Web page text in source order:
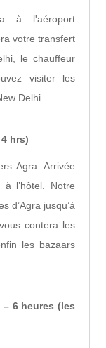
à l'aéroport
votre transfert
le chauffeur
visiter les
Delhi.
hrs)
Agra. Arrivée
à l’hôtel. Notre
d’Agra jusqu’à
contera les
les bazaars
– 6 heures (les